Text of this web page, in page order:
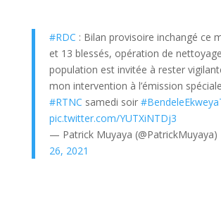
#RDC : Bilan provisoire inchangé ce
et 13 blessés, opération de
population est invitée à rester
mon intervention à l’émission
#RTNC samedi soir
pic.twitter.com/YUTXiNTDj3
— Patrick Muyaya (@PatrickMuyaya)
26, 2021